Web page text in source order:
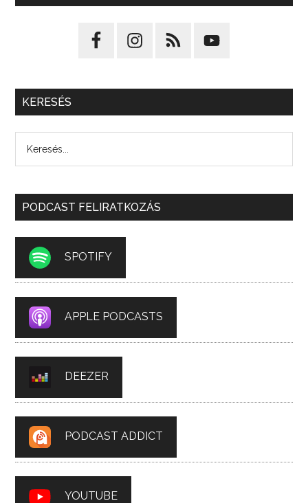
KERESÉS
PODCAST FELIRATKOZÁS
SPOTIFY
APPLE PODCASTS
DEEZER
PODCAST ADDICT
YOUTUBE